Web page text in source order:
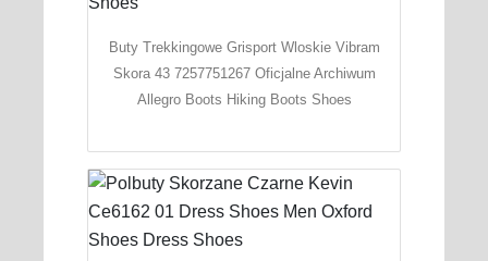
Buty Trekkingowe Grisport Wloskie Vibram
Skora 43 7257751267 Oficjalne Archiwum
Allegro Boots Hiking Boots Shoes